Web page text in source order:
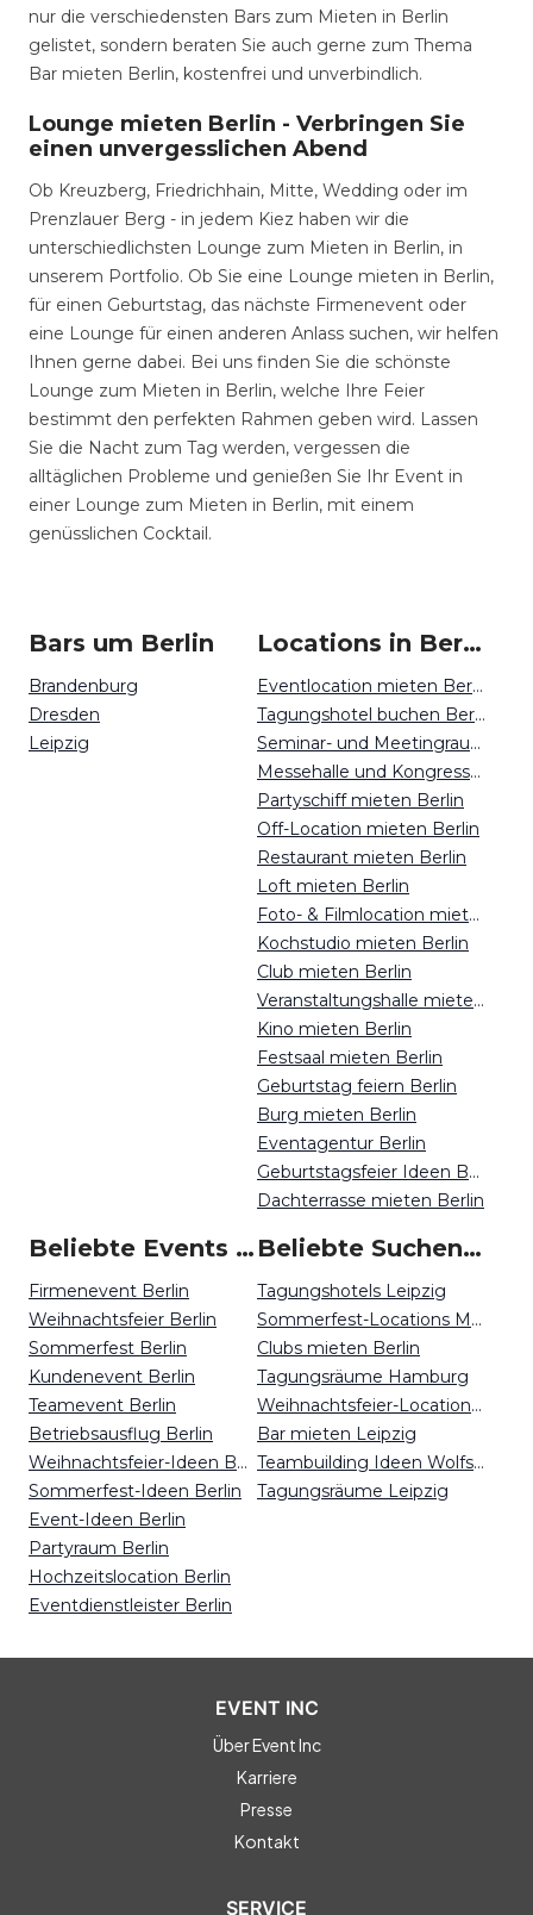
nur die verschiedensten Bars zum Mieten in Berlin
gelistet, sondern beraten Sie auch gerne zum Thema
Bar mieten Berlin, kostenfrei und unverbindlich.
Lounge mieten Berlin - Verbringen Sie
einen unvergesslichen Abend
Ob Kreuzberg, Friedrichhain, Mitte, Wedding oder im
Prenzlauer Berg - in jedem Kiez haben wir die
unterschiedlichsten Lounge zum Mieten in Berlin, in
unserem Portfolio. Ob Sie eine Lounge mieten in Berlin,
für einen Geburtstag, das nächste Firmenevent oder
eine Lounge für einen anderen Anlass suchen, wir helfen
Ihnen gerne dabei. Bei uns finden Sie die schönste
Lounge zum Mieten in Berlin, welche Ihre Feier
bestimmt den perfekten Rahmen geben wird. Lassen
Sie die Nacht zum Tag werden, vergessen die
alltäglichen Probleme und genießen Sie Ihr Event in
einer Lounge zum Mieten in Berlin, mit einem
genüsslichen Cocktail.
Bars um Berlin
Brandenburg
Dresden
Leipzig
Locations in Berlin mieten
Eventlocation mieten Berlin
Tagungshotel buchen Berlin
Seminar- und Meetingraum mieten Berlin
Messehalle und Kongresszentrum mieten Berlin
Partyschiff mieten Berlin
Off-Location mieten Berlin
Restaurant mieten Berlin
Loft mieten Berlin
Foto- & Filmlocation mieten Berlin
Kochstudio mieten Berlin
Club mieten Berlin
Veranstaltungshalle mieten Berlin
Kino mieten Berlin
Festsaal mieten Berlin
Geburtstag feiern Berlin
Burg mieten Berlin
Eventagentur Berlin
Geburtstagsfeier Ideen Berlin
Dachterrasse mieten Berlin
Beliebte Events in Berlin
Firmenevent Berlin
Weihnachtsfeier Berlin
Sommerfest Berlin
Kundenevent Berlin
Teamevent Berlin
Betriebsausflug Berlin
Weihnachtsfeier-Ideen Berlin
Sommerfest-Ideen Berlin
Event-Ideen Berlin
Partyraum Berlin
Hochzeitslocation Berlin
Eventdienstleister Berlin
Beliebte Suchen auf Event Inc
Tagungshotels Leipzig
Sommerfest-Locations München
Clubs mieten Berlin
Tagungsräume Hamburg
Weihnachtsfeier-Locations Kiel
Bar mieten Leipzig
Teambuilding Ideen Wolfsburg
Tagungsräume Leipzig
EVENT INC
Über Event Inc
Karriere
Presse
Kontakt
SERVICE